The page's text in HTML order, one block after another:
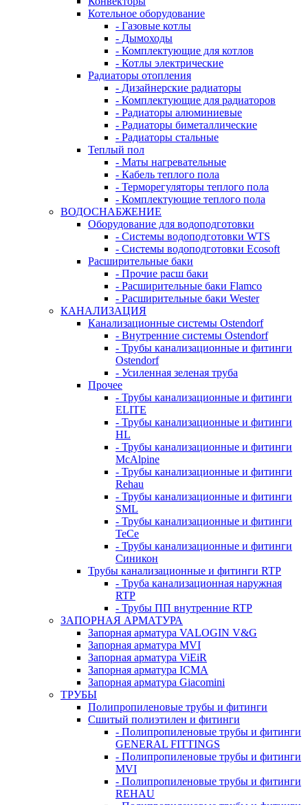
Котельное оборудование
- Газовые котлы
- Дымоходы
- Комплектующие для котлов
- Котлы электрические
Радиаторы отопления
- Дизайнерские радиаторы
- Комплектующие для радиаторов
- Радиаторы алюминиевые
- Радиаторы биметаллические
- Радиаторы стальные
Теплый пол
- Маты нагревательные
- Кабель теплого пола
- Терморегуляторы теплого пола
- Комплектующие теплого пола
ВОДОСНАБЖЕНИЕ
Оборудование для водоподготовки
- Системы водоподготовки WTS
- Системы водоподготовки Ecosoft
Расширительные баки
- Прочие расш баки
- Расширительные баки Flamco
- Расширительные баки Wester
КАНАЛИЗАЦИЯ
Канализационные системы Ostendorf
- Внутренние системы Ostendorf
- Трубы канализационные и фитинги
Ostendorf
- Усиленная зеленая труба
Прочее
- Трубы канализационные и фитинги
ELITE
- Трубы канализационные и фитинги
HL
- Трубы канализационные и фитинги
McAlpine
- Трубы канализационные и фитинги
Rehau
- Трубы канализационные и фитинги
SML
- Трубы канализационные и фитинги
TeCe
- Трубы канализационные и фитинги
Синикон
Трубы канализационные и фитинги RTP
- Труба канализационная наружная
RTP
- Трубы ПП внутренние RTP
ЗАПОРНАЯ АРМАТУРА
Запорная арматура VALOGIN V&G
Запорная арматура MVI
Запорная арматура ViEiR
Запорная арматура ICMA
Запорная арматура Giacomini
ТРУБЫ
Полипропиленовые трубы и фитинги
Сшитый полиэтилен и фитинги
- Полипропиленовые трубы и фитинги
GENERAL FITTINGS
- Полипропиленовые трубы и фитинги
MVI
- Полипропиленовые трубы и фитинги
REHAU